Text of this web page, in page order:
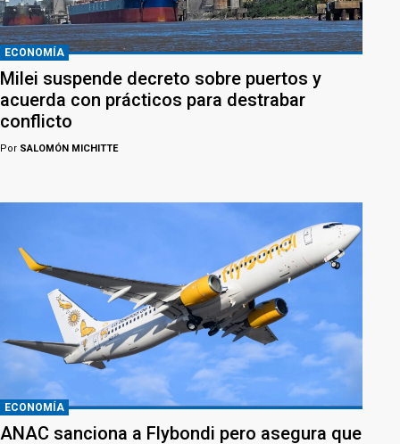
ECONOMÍA
Milei suspende decreto sobre puertos y
acuerda con prácticos para destrabar
conflicto
Por SALOMÓN MICHITTE
ECONOMÍA
ANAC sanciona a Flybondi pero asegura que